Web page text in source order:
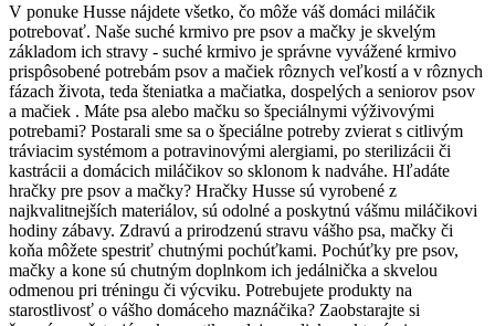
V ponuke Husse nájdete všetko, čo môže váš domáci miláčik
potrebovať. Naše suché krmivo pre psov a mačky je skvelým
základom ich stravy - suché krmivo je správne vyvážené krmivo
prispôsobené potrebám psov a mačiek rôznych veľkostí a v rôznych
fázach života, teda šteniatka a mačiatka, dospelých a seniorov psov
a mačiek . Máte psa alebo mačku so špeciálnymi výživovými
potrebami? Postarali sme sa o špeciálne potreby zvierat s citlivým
tráviacim systémom a potravinovými alergiami, po sterilizácii či
kastrácii a domácich miláčikov so sklonom k nadváhe. Hľadáte
hračky pre psov a mačky? Hračky Husse sú vyrobené z
najkvalitnejších materiálov, sú odolné a poskytnú vášmu miláčikovi
hodiny zábavy. Zdravú a prirodzenú stravu vášho psa, mačky či
koňa môžete spestriť chutnými pochúťkami. Pochúťky pre psov,
mačky a kone sú chutným doplnkom ich jedálnička a skvelou
odmenou pri tréningu či výcviku. Potrebujete produkty na
starostlivosť o vášho domáceho maznáčika? Zaobstarajte si